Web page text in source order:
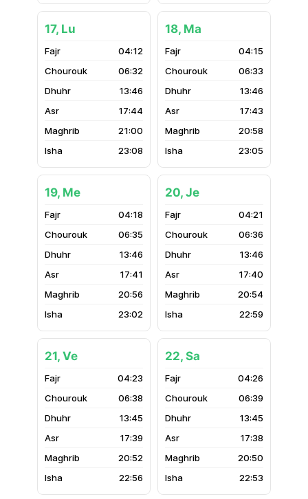
17, Lu
04:12
06:32
13:46
17:44
21:00
23:08
18, Ma
04:15
06:33
13:46
17:43
20:58
23:05
19, Me
04:18
06:35
13:46
17:41
20:56
23:02
20, Je
04:21
06:36
13:46
17:40
20:54
22:59
21, Ve
04:23
06:38
13:45
17:39
20:52
22:56
22, Sa
04:26
06:39
13:45
17:38
20:50
22:53